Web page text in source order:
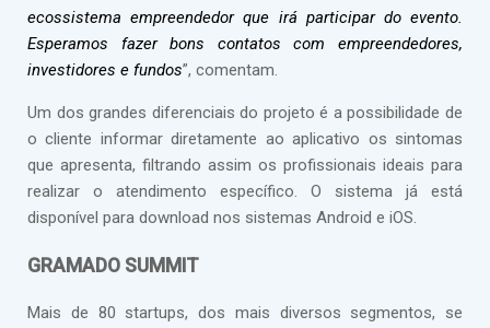
ecossistema empreendedor que irá participar do evento.
Esperamos fazer bons contatos com empreendedores,
investidores e fundos”, comentam.
Um dos grandes diferenciais do projeto é a possibilidade de
o cliente informar diretamente ao aplicativo os sintomas
que apresenta, filtrando assim os profissionais ideais para
realizar o atendimento específico. O sistema já está
disponível para download nos sistemas Android e iOS.
GRAMADO SUMMIT
Mais de 80 startups, dos mais diversos segmentos, se